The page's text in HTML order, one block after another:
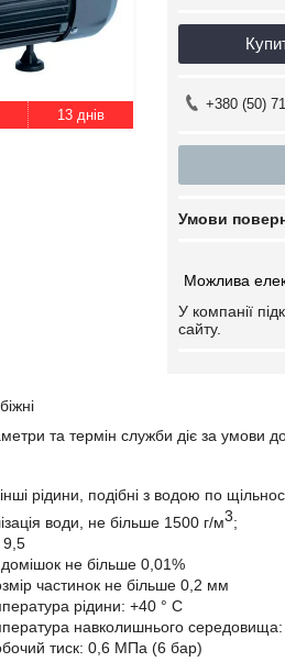
13 днів
+380 (50)
У компанії
сайту.
та термін служби діє за умови
рідини, подібні з водою по
води, не більше 1500 г/м3;
9,5
домішок не більше 0,01%
частинок не більше 0,2 мм
рідини: +40 ° С
навколишнього
тиск: 0,6 МПа (6 бар)